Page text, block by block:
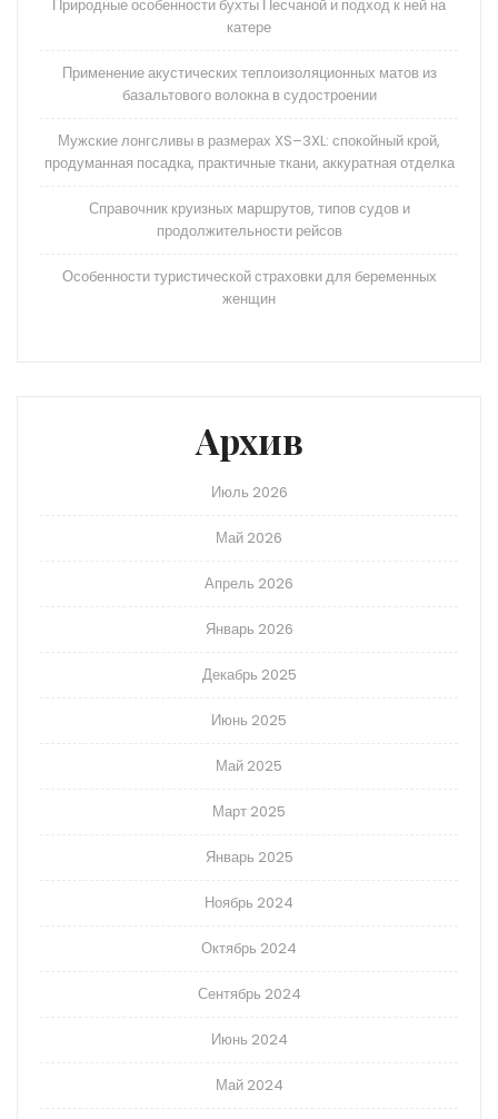
Природные особенности бухты Песчаной и подход к ней на
катере
Применение акустических теплоизоляционных матов из
базальтового волокна в судостроении
Мужские лонгсливы в размерах XS–3XL: спокойный крой,
продуманная посадка, практичные ткани, аккуратная отделка
Справочник круизных маршрутов, типов судов и
продолжительности рейсов
Особенности туристической страховки для беременных
женщин
Архив
Июль 2026
Май 2026
Апрель 2026
Январь 2026
Декабрь 2025
Июнь 2025
Май 2025
Март 2025
Январь 2025
Ноябрь 2024
Октябрь 2024
Сентябрь 2024
Июнь 2024
Май 2024